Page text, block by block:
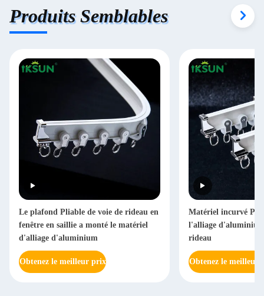
Produits Semblables
Le plafond Pliable de voie de rideau en
fenêtre en saillie a monté le matériel
d'alliage d'aluminium
Obtenez le meilleur prix
Matériel incurvé
l'alliage d'aluminium
rideau
Obtenez le meilleur